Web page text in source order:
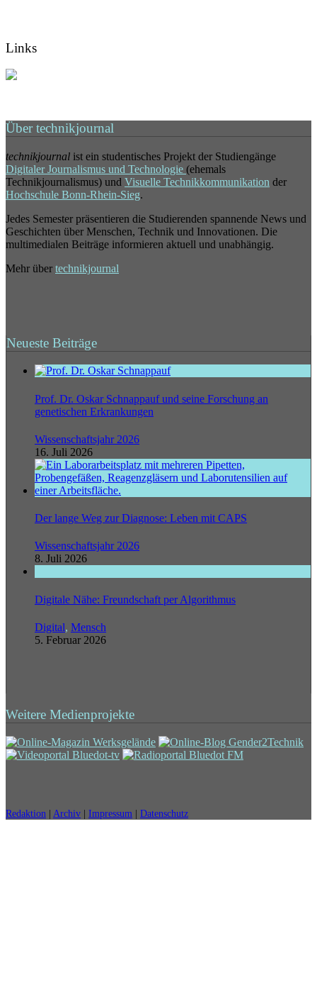
Links
Über technikjournal
technikjournal ist ein studentisches Projekt der Studiengänge
Digitaler Journalismus und Technologie (ehemals
Technikjournalismus) und Visuelle Technikkommunikation der
Hochschule Bonn-Rhein-Sieg.
Jedes Semester präsentieren die Studierenden spannende News und
Geschichten über Menschen, Technik und Innovationen. Die
multimedialen Beiträge informieren aktuell und unabhängig.
Mehr über technikjournal
Neueste Beiträge
Prof. Dr. Oskar Schnappauf und seine Forschung an
genetischen Erkrankungen
Wissenschaftsjahr 2026
16. Juli 2026
Der lange Weg zur Diagnose: Leben mit CAPS
Wissenschaftsjahr 2026
8. Juli 2026
Digitale Nähe: Freundschaft per Algorithmus
Digital, Mensch
5. Februar 2026
Weitere Medienprojekte
Redaktion Archiv Impressum Datenschutz